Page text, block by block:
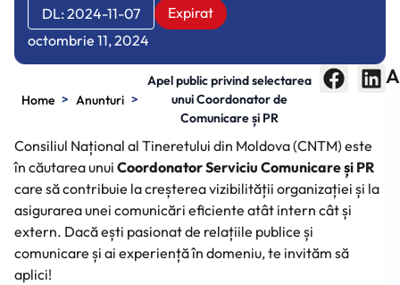
DL: 2024-11-07
Expirat
octombrie 11, 2024
Home > Anunturi >
Apel public privind selectarea
unui Coordonator de
Comunicare și PR
Consiliul Național al Tineretului din Moldova (CNTM) este
în căutarea unui Coordonator Serviciu Comunicare și PR
care să contribuie la creșterea vizibilității organizației și la
asigurarea unei comunicări eficiente atât intern cât și
extern. Dacă ești pasionat de relațiile publice și
comunicare și ai experiență în domeniu, te invităm să
aplici!